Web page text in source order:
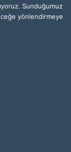
Sunduğumuz
yönlendirmeye